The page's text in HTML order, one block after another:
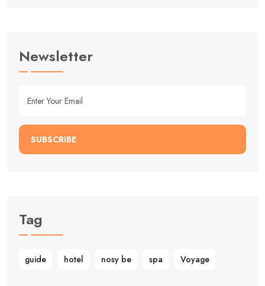
Newsletter
SUBSCRIBE
Tag
guide hotel nosy be spa Voyage